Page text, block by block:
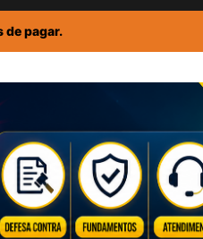
de pagar.